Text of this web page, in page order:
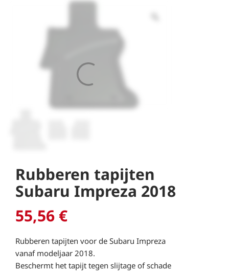
Rubberen tapijten
Subaru Impreza 2018
55,56 €
Rubberen tapijten voor de Subaru Impreza
vanaf modeljaar 2018.
Beschermt het tapijt tegen slijtage of schade